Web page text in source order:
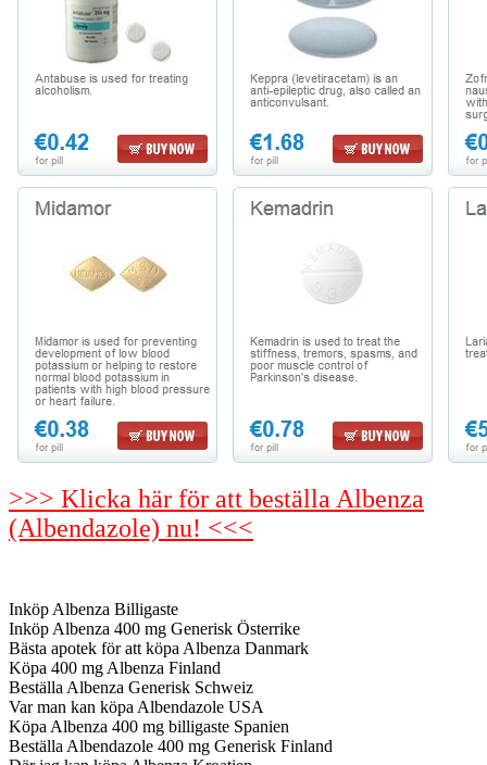
>>> Klicka här för att beställa Albenza
(Albendazole) nu! <<<
Inköp Albenza Billigaste
Inköp Albenza 400 mg Generisk Österrike
Bästa apotek för att köpa Albenza Danmark
Köpa 400 mg Albenza Finland
Beställa Albenza Generisk Schweiz
Var man kan köpa Albendazole USA
Köpa Albenza 400 mg billigaste Spanien
Beställa Albendazole 400 mg Generisk Finland